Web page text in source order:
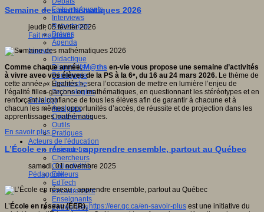
Faits marquants
Interviews
Reportages
Brèves
Agenda
Innover
Didactique
Dispositifs
Pédagogie
Recherche
Technologies
Savoir(s)
Analyses
Conférences
Outils
Pratiques
Acteurs de l'éducation
Animateurs
Chercheurs
Collectivités
Editeurs
EdTech
Encadrement
Enseignants
Entreprises
Semaine des mathématiques 2026
jeudi, 05 février 2026
Fait marquant
Comme chaque année,M@ths en-vie vous propose une semaine d’activités
à vivre avec vos élèves de la PS à la 6ᵉ, du 16 au 24 mars 2026. Le thème de
cette année, « Égalités », sera l’occasion de mettre en lumière l’enjeu de
l’égalité filles-garçons en mathématiques, en questionnant les stéréotypes et en
renforçant la confiance de tous les élèves afin de garantir à chacune et à
chacun les mêmes opportunités d’accès, de réussite et de projection dans les
apprentissages mathématiques.
En savoir plus...
L’École en réseau : apprendre ensemble, partout au Québec
samedi, 01 novembre 2025
Pédagogie
L’ École en réseau (ÉER), https://eer.qc.ca/en-savoir-plus est une initiative du